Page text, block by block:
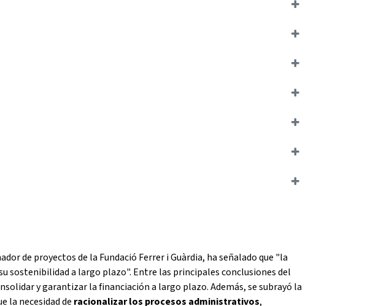
de proyectos de la Fundació Ferrer i Guàrdia, ha señalado que "la
sostenibilidad a largo plazo". Entre las principales conclusiones del
y garantizar la financiación a largo plazo. Además, se subrayó la
la necesidad de racionalizar los procesos administrativos,